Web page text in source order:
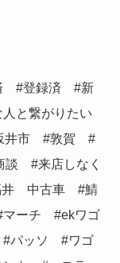
#登録済 #新
と繋がりたい
井市 #敦賀 #
#来店しなく
中古車 #鯖
ーチ #ekワゴ
パッソ #ワゴ